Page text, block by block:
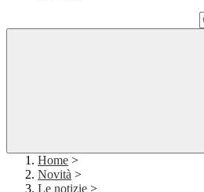
Home >
Novità >
Le notizie >